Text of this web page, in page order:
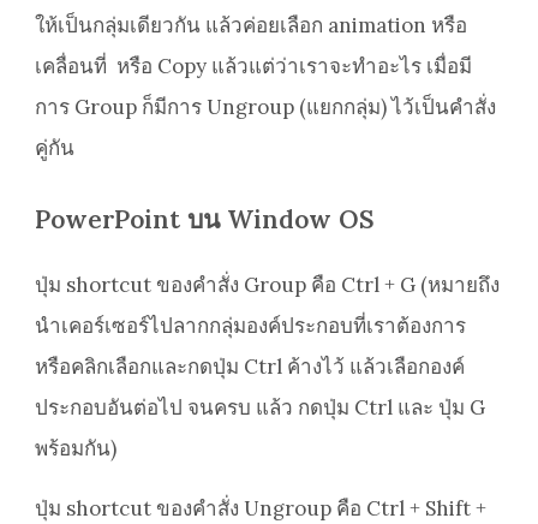
ให้เป็นกลุ่มเดียวกัน แล้วค่อยเลือก animation หรือ
เคลื่อนที่ หรือ Copy แล้วแต่ว่าเราจะทำอะไร เมื่อมี
การ Group ก็มีการ Ungroup (แยกกลุ่ม) ไว้เป็นคำสั่ง
คู่กัน
PowerPoint บน Window OS
ปุ่ม shortcut ของคำสั่ง Group คือ Ctrl + G (หมายถึง
นำเคอร์เซอร์ไปลากกลุ่มองค์ประกอบที่เราต้องการ
หรือคลิกเลือกและกดปุ่ม Ctrl ค้างไว้ แล้วเลือกองค์
ประกอบอันต่อไป จนครบ แล้ว กดปุ่ม Ctrl และ ปุ่ม G
พร้อมกัน)
ปุ่ม shortcut ของคำสั่ง Ungroup คือ Ctrl + Shift +